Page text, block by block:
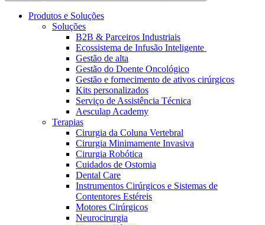
Catálogo de Produtos
Encontre o produto que procura. Visite o catálogo de produtos
da B. Braun com o nosso portfólio completo.
Centro de Inovação
Vamos impulsionar juntos a inovação na tecnologia médica.
Saiba mais sobre o nosso centro de inovação e apresente a sua
Produtos e Soluções
Soluções
B2B & Parceiros Industriais
Ecossistema de Infusão Inteligente
Gestão de alta
Gestão do Doente Oncológico
Gestão e fornecimento de ativos cirúrgicos
Kits personalizados
Serviço de Assistência Técnica
Aesculap Academy
Terapias
Cirurgia da Coluna Vertebral
Cirurgia Minimamente Invasiva
Cirurgia Robótica
Cuidados de Ostomia
Dental Care
Instrumentos Cirúrgicos e Sistemas de
Contentores Estéreis
Motores Cirúrgicos
Neurocirurgia